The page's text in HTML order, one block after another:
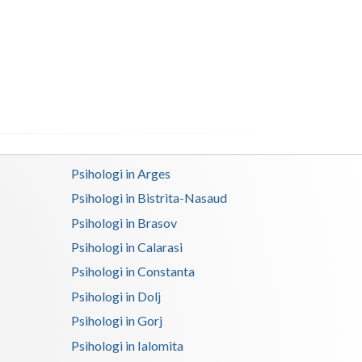
Covasna
Dambovita
Galati
Giurgiu
Gorj
Psihologi in Arges
Psihologi in Bistrita-Nasaud
Psihologi in Brasov
Psihologi in Calarasi
Psihologi in Constanta
Psihologi in Dolj
Psihologi in Gorj
Psihologi in Ialomita